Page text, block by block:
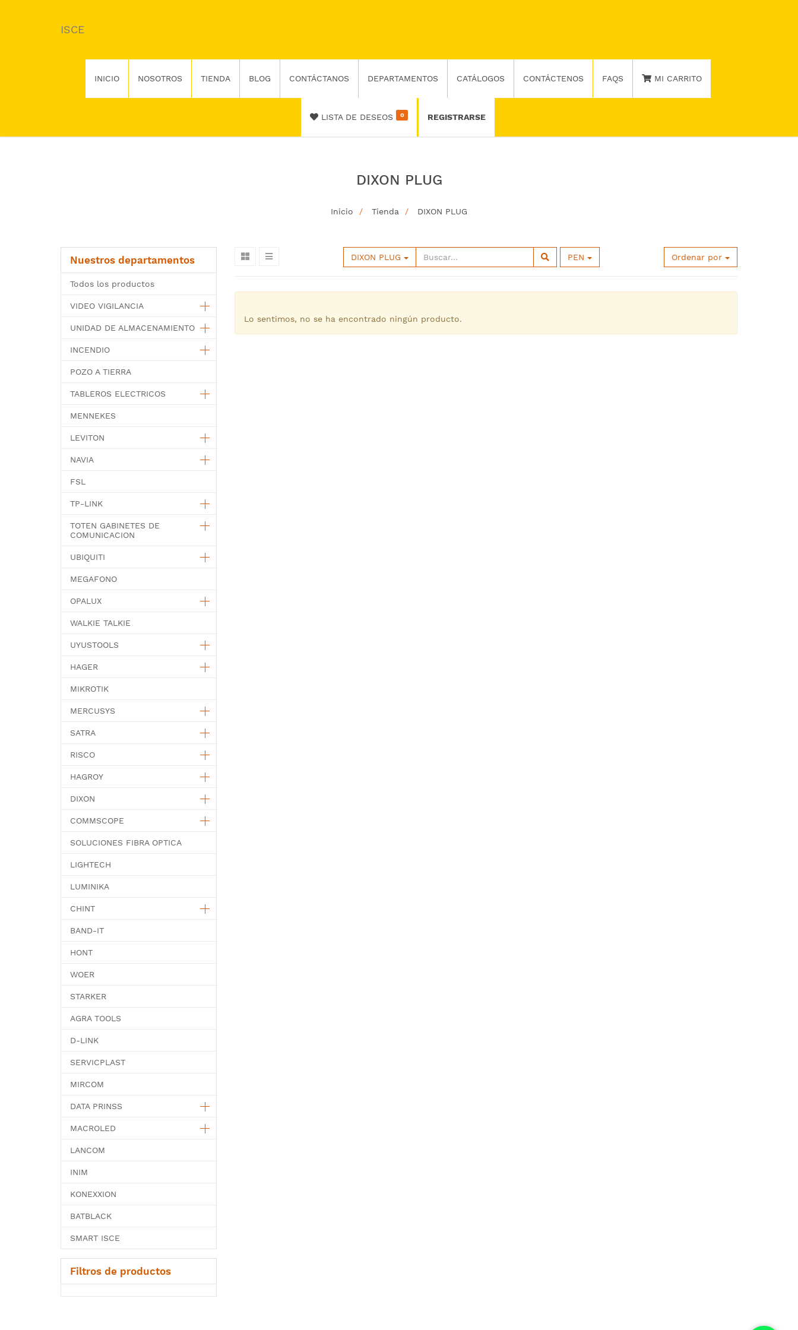
ISCE
INICIO NOSOTROS TIENDA BLOG CONTÁCTANOS DEPARTAMENTOS CATÁLOGOS CONTÁCTENOS FAQS MI CARRITO
LISTA DE DESEOS 0 REGISTRARSE
DIXON PLUG
Inicio Tienda DIXON PLUG
Nuestros departamentos
Todos los productos
VIDEO VIGILANCIA
UNIDAD DE ALMACENAMIENTO
INCENDIO
POZO A TIERRA
TABLEROS ELECTRICOS
MENNEKES
LEVITON
NAVIA
FSL
TP-LINK
TOTEN GABINETES DE
COMUNICACION
UBIQUITI
MEGAFONO
OPALUX
WALKIE TALKIE
UYUSTOOLS
HAGER
MIKROTIK
MERCUSYS
SATRA
RISCO
HAGROY
DIXON
COMMSCOPE
SOLUCIONES FIBRA OPTICA
LIGHTECH
LUMINIKA
CHINT
BAND-IT
HONT
WOER
STARKER
AGRA TOOLS
D-LINK
SERVICPLAST
MIRCOM
DATA PRINSS
MACROLED
LANCOM
INIM
KONEXXION
BATBLACK
SMART ISCE
Filtros de productos
DIXON PLUG PEN Ordenar por
Lo sentimos, no se ha encontrado ningún producto.